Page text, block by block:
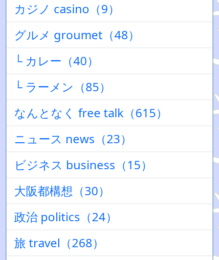
カジノ casino（9）
グルメ groumet（48）
└ カレー（40）
└ ラーメン（85）
なんとなく free talk（615）
ニュース news（23）
ビジネス business（15）
大阪都構想（30）
政治 politics（24）
旅 travel（268）